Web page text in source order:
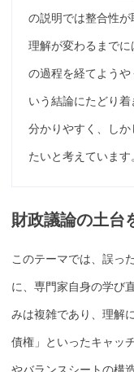
の説明では整合性が
理解が変わるまで
の過程を経てようや
いう結論にたどり
分かりやすく、し
たいと考えています
財政議論の土台
このテーマでは、誤っ
に、専門家自身の学び
みは複雑であり、理解
債権」といったキャッ
やバランスシートの構